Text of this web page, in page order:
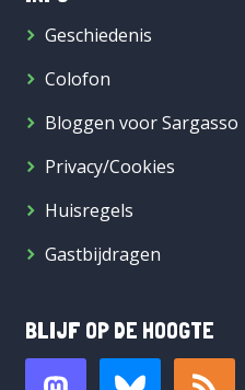
Geschiedenis
Colofon
Bloggen voor Sargasso
Privacy/Cookies
Huisregels
Gastbijdragen
BLIJF OP DE HOOGTE